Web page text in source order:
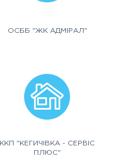
ОСББ "ЖК АДМІРАЛ"
ККП "КЕГИЧІВКА - СЕРВІС
ПЛЮС"